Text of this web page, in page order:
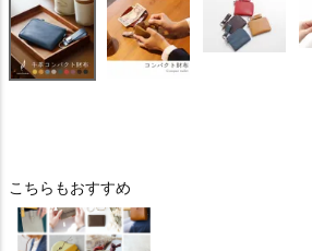
こちらもおすすめ